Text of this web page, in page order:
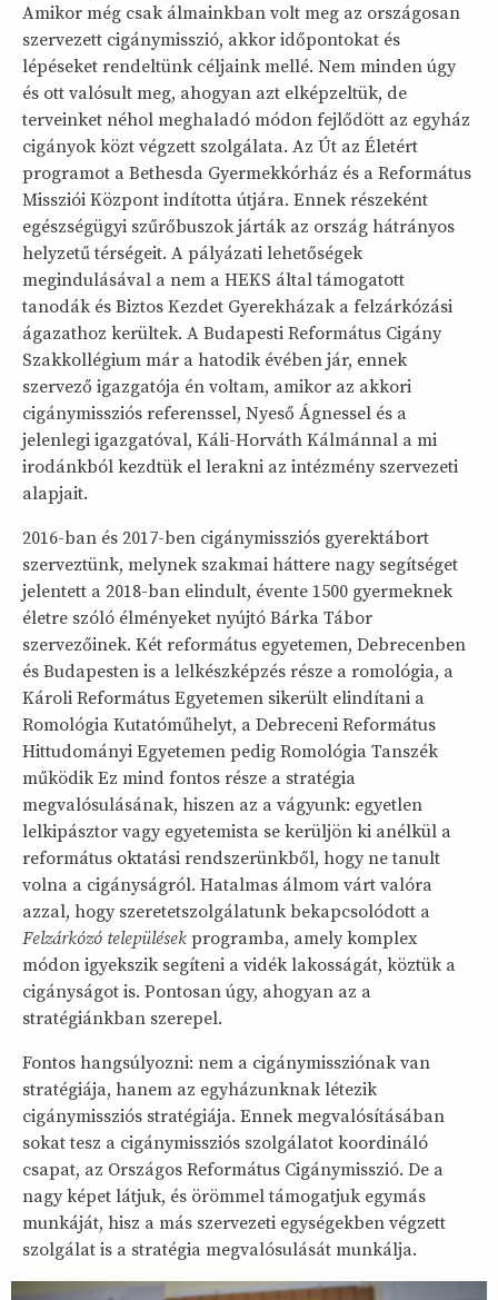
Amikor még csak álmainkban volt meg az országosan
szervezett cigánymisszió, akkor időpontokat és
lépéseket rendeltünk céljaink mellé. Nem minden úgy
és ott valósult meg, ahogyan azt elképzeltük, de
terveinket néhol meghaladó módon fejlődött az egyház
cigányok közt végzett szolgálata. Az Út az Életért
programot a Bethesda Gyermekkórház és a Református
Missziói Központ indította útjára. Ennek részeként
egészségügyi szűrőbuszok járták az ország hátrányos
helyzetű térségeit. A pályázati lehetőségek
megindulásával a nem a HEKS által támogatott
tanodák és Biztos Kezdet Gyerekházak a felzárkózási
ágazathoz kerültek. A Budapesti Református Cigány
Szakkollégium már a hatodik évében jár, ennek
szervező igazgatója én voltam, amikor az akkori
cigánymissziós referenssel, Nyeső Ágnessel és a
jelenlegi igazgatóval, Káli-Horváth Kálmánnal a mi
irodánkból kezdtük el lerakni az intézmény szervezeti
alapjait.
2016-ban és 2017-ben cigánymissziós gyerektábort
szerveztünk, melynek szakmai háttere nagy segítséget
jelentett a 2018-ban elindult, évente 1500 gyermeknek
életre szóló élményeket nyújtó Bárka Tábor
szervezőinek. Két református egyetemen, Debrecenben
és Budapesten is a lelkészképzés része a romológia, a
Károli Református Egyetemen sikerült elindítani a
Romológia Kutatóműhelyt, a Debreceni Református
Hittudományi Egyetemen pedig Romológia Tanszék
működik Ez mind fontos része a stratégia
megvalósulásának, hiszen az a vágyunk: egyetlen
lelkipásztor vagy egyetemista se kerüljön ki anélkül a
református oktatási rendszerünkből, hogy ne tanult
volna a cigányságról. Hatalmas álmom várt valóra
azzal, hogy szeretetszolgálatunk bekapcsolódott a
Felzárkózó települések programba, amely komplex
módon igyekszik segíteni a vidék lakosságát, köztük a
cigányságot is. Pontosan úgy, ahogyan az a
stratégiánkban szerepel.
Fontos hangsúlyozni: nem a cigánymissziónak van
stratégiája, hanem az egyházunknak létezik
cigánymissziós stratégiája. Ennek megvalósításában
sokat tesz a cigánymissziós szolgálatot koordináló
csapat, az Országos Református Cigánymisszió. De a
nagy képet látjuk, és örömmel támogatjuk egymás
munkáját, hisz a más szervezeti egységekben végzett
szolgálat is a stratégia megvalósulását munkálja.